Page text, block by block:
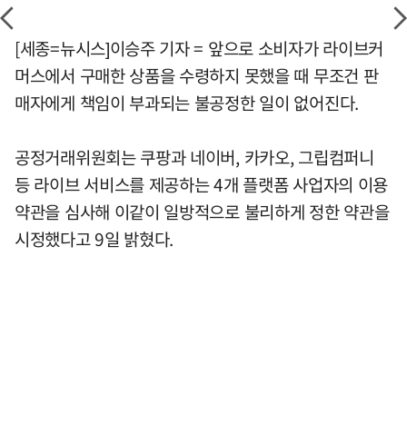
[세종=뉴시스]이승주 기자 = 앞으로 소비자가 라이브커
머스에서 구매한 상품을 수령하지 못했을 때 무조건 판
매자에게 책임이 부과되는 불공정한 일이 없어진다.
공정거래위원회는 쿠팡과 네이버, 카카오, 그립컴퍼니
등 라이브 서비스를 제공하는 4개 플랫폼 사업자의 이용
약관을 심사해 이같이 일방적으로 불리하게 정한 약관을
시정했다고 9일 밝혔다.